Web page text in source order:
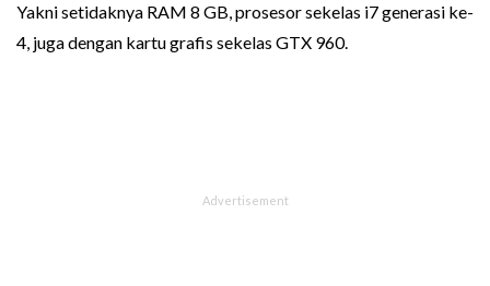
Yakni setidaknya RAM 8 GB, prosesor sekelas i7 generasi ke-
4, juga dengan kartu grafis sekelas GTX 960.